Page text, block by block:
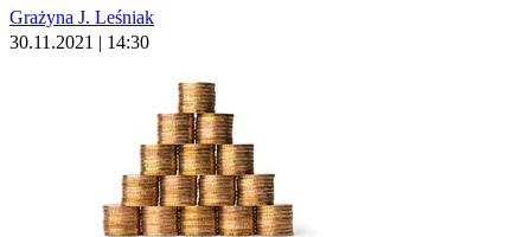
Grażyna J. Leśniak
30.11.2021 | 14:30